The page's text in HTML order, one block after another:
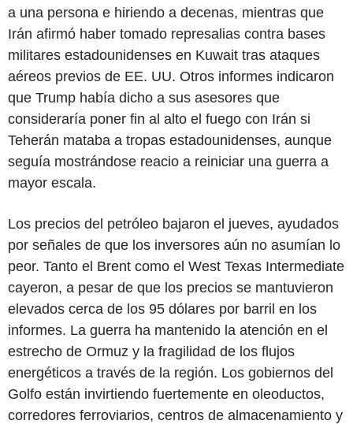
a una persona e hiriendo a decenas, mientras que
Irán afirmó haber tomado represalias contra bases
militares estadounidenses en Kuwait tras ataques
aéreos previos de EE. UU. Otros informes indicaron
que Trump había dicho a sus asesores que
consideraría poner fin al alto el fuego con Irán si
Teherán mataba a tropas estadounidenses, aunque
seguía mostrándose reacio a reiniciar una guerra a
mayor escala.
Los precios del petróleo bajaron el jueves, ayudados
por señales de que los inversores aún no asumían lo
peor. Tanto el Brent como el West Texas Intermediate
cayeron, a pesar de que los precios se mantuvieron
elevados cerca de los 95 dólares por barril en los
informes. La guerra ha mantenido la atención en el
estrecho de Ormuz y la fragilidad de los flujos
energéticos a través de la región. Los gobiernos del
Golfo están invirtiendo fuertemente en oleoductos,
corredores ferroviarios, centros de almacenamiento y